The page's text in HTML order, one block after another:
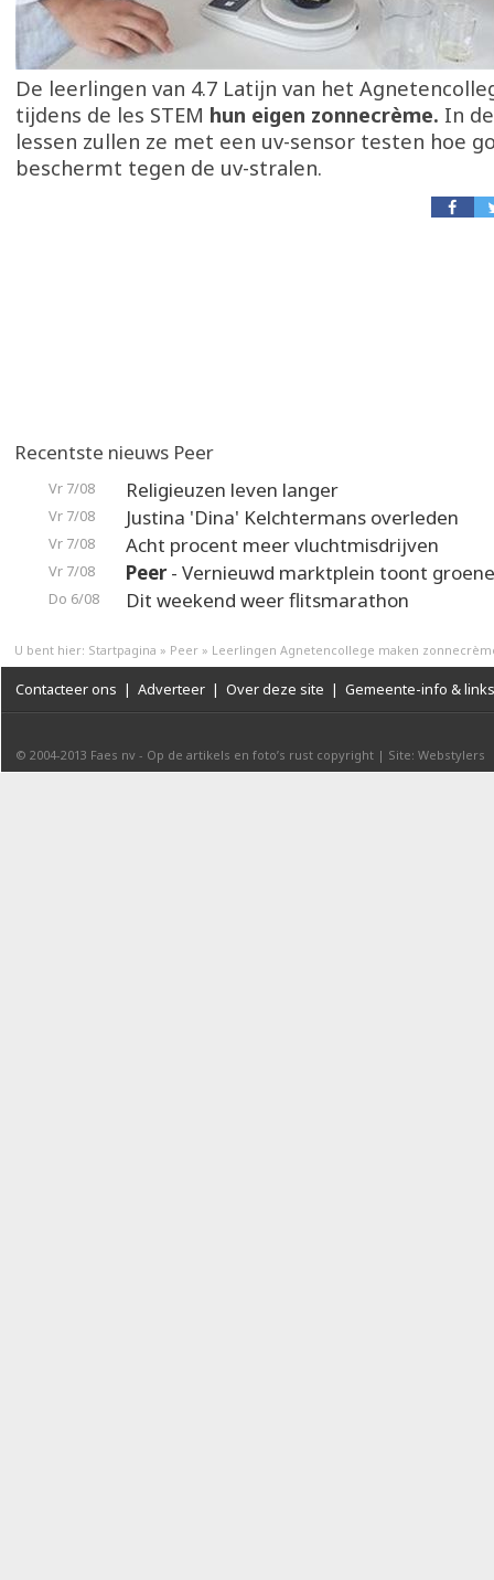
De leerlingen van 4.7 Latijn van het
tijdens de les STEM hun eigen zonnecrème. In
lessen zullen ze met een uv-sensor testen hoe
beschermt tegen de uv-stralen.
Recentste nieuws Peer
Vr 7/08 Religieuzen leven langer
Vr 7/08 Justina 'Dina' Kelchtermans overleden
Vr 7/08 Acht procent meer vluchtmisdrijven
Vr 7/08 Peer- Vernieuwd marktplein toont
Do 6/08 Dit weekend weer flitsmarathon
U bent hier: Startpagina » Peer » Leerlingen Agnetencollege maken
Contacteer ons | Adverteer | Over deze site | Gemeente-info & links
© 2004-2013 Faes nv - Op de artikels en foto’s rust copyright | Site: Webstylers